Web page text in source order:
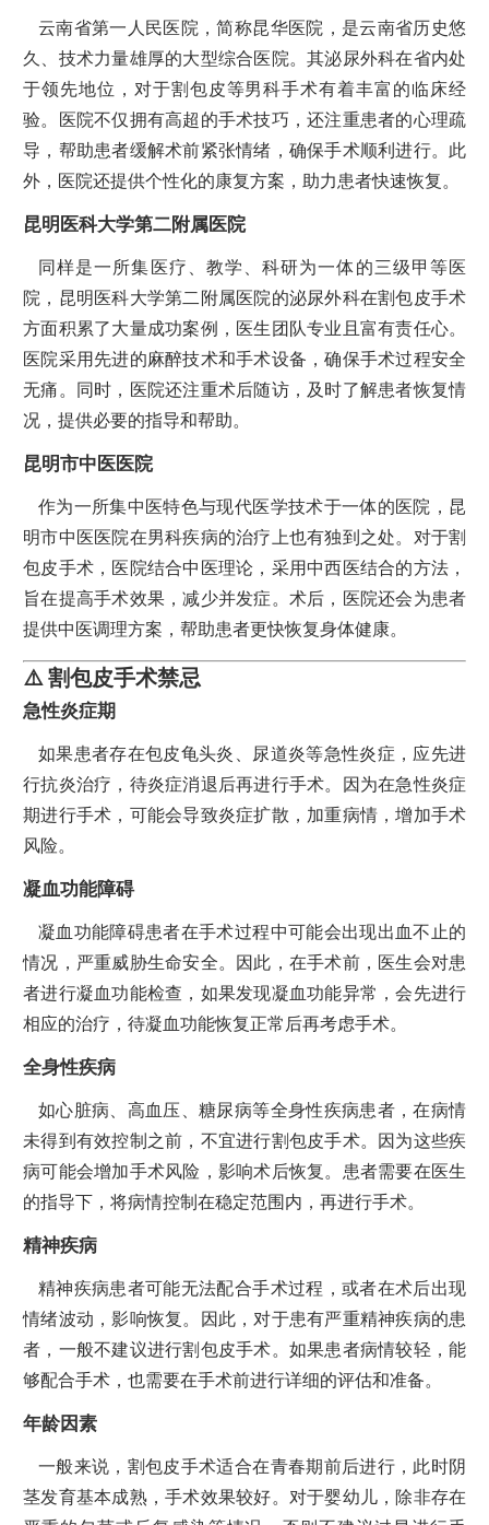
云南省第一人民医院，简称昆华医院，是云南省历史悠
久、技术力量雄厚的大型综合医院。其泌尿外科在省内处
于领先地位，对于割包皮等男科手术有着丰富的临床经
验。医院不仅拥有高超的手术技巧，还注重患者的心理疏
导，帮助患者缓解术前紧张情绪，确保手术顺利进行。此
外，医院还提供个性化的康复方案，助力患者快速恢复。
昆明医科大学第二附属医院
同样是一所集医疗、教学、科研为一体的三级甲等医
院，昆明医科大学第二附属医院的泌尿外科在割包皮手术
方面积累了大量成功案例，医生团队专业且富有责任心。
医院采用先进的麻醉技术和手术设备，确保手术过程安全
无痛。同时，医院还注重术后随访，及时了解患者恢复情
况，提供必要的指导和帮助。
昆明市中医医院
作为一所集中医特色与现代医学技术于一体的医院，昆
明市中医医院在男科疾病的治疗上也有独到之处。对于割
包皮手术，医院结合中医理论，采用中西医结合的方法，
旨在提高手术效果，减少并发症。术后，医院还会为患者
提供中医调理方案，帮助患者更快恢复身体健康。
⚠️ 割包皮手术禁忌
急性炎症期
如果患者存在包皮龟头炎、尿道炎等急性炎症，应先进
行抗炎治疗，待炎症消退后再进行手术。因为在急性炎症
期进行手术，可能会导致炎症扩散，加重病情，增加手术
风险。
凝血功能障碍
凝血功能障碍患者在手术过程中可能会出现出血不止的
情况，严重威胁生命安全。因此，在手术前，医生会对患
者进行凝血功能检查，如果发现凝血功能异常，会先进行
相应的治疗，待凝血功能恢复正常后再考虑手术。
全身性疾病
如心脏病、高血压、糖尿病等全身性疾病患者，在病情
未得到有效控制之前，不宜进行割包皮手术。因为这些疾
病可能会增加手术风险，影响术后恢复。患者需要在医生
的指导下，将病情控制在稳定范围内，再进行手术。
精神疾病
精神疾病患者可能无法配合手术过程，或者在术后出现
情绪波动，影响恢复。因此，对于患有严重精神疾病的患
者，一般不建议进行割包皮手术。如果患者病情较轻，能
够配合手术，也需要在手术前进行详细的评估和准备。
年龄因素
一般来说，割包皮手术适合在青春期前后进行，此时阴
茎发育基本成熟，手术效果较好。对于婴幼儿，除非存在